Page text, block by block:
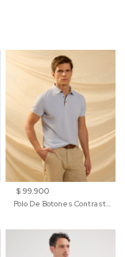
$ 99.900
Polo De Botones Contraste Para Hombre